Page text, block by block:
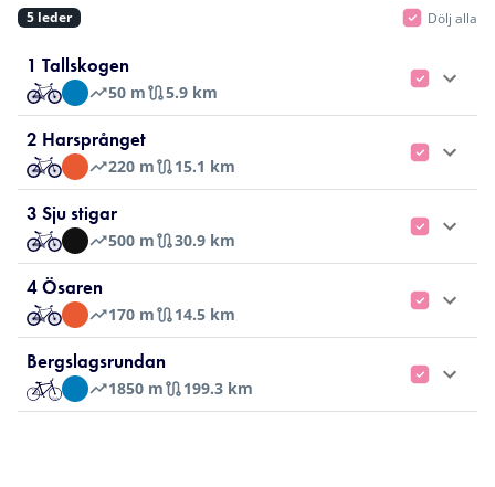
5 leder Dölj alla
1 Tallskogen
50 m 5.9 km
2 Harsprånget
220 m 15.1 km
3 Sju stigar
500 m 30.9 km
4 Ösaren
170 m 14.5 km
Bergslagsrundan
1850 m 199.3 km